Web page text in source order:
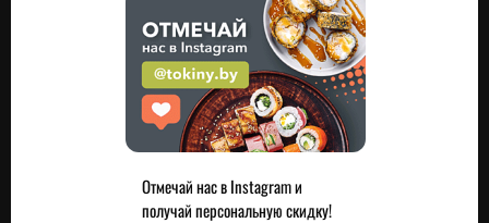
Отмечай нас в Instagram и
получай персональную скидку!